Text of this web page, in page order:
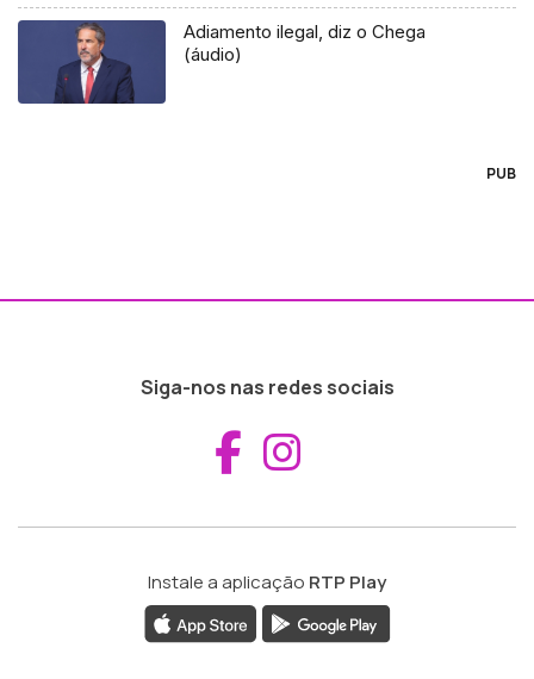
Adiamento ilegal, diz o Chega
(áudio)
PUB
Siga-nos nas redes sociais
Aceder ao
Instale a aplicação RTP Play